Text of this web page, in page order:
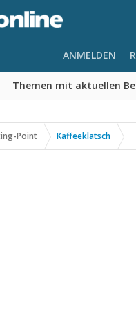
Themen mit aktuellen
ANMELDEN
Point Kaffeeklatsch